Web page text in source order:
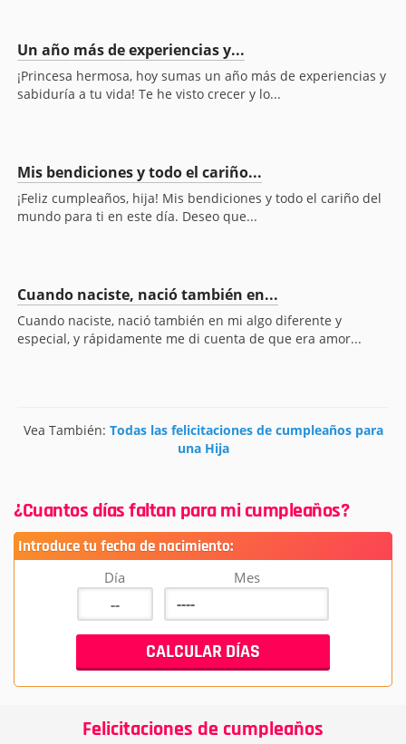
Un año más de experiencias y...
¡Princesa hermosa, hoy sumas un año más de experiencias y
sabiduría a tu vida! Te he visto crecer y lo...
Mis bendiciones y todo el cariño...
¡Feliz cumpleaños, hija! Mis bendiciones y todo el cariño del
mundo para ti en este día. Deseo que...
Cuando naciste, nació también en...
Cuando naciste, nació también en mi algo diferente y
especial, y rápidamente me di cuenta de que era amor...
Vea También: Todas las felicitaciones de cumpleaños para
una Hija
¿Cuantos días faltan para mi cumpleaños?
Introduce tu fecha de nacimiento:
Día Mes
Felicitaciones de cumpleaños